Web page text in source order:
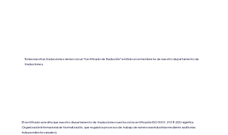
Todas nuestras traducciones vienen con un “Certificado de Traducción” emitido en el membrete de nuestro departamento de
traducciones.
El certificado acredita que nuestro departamento de traducciones cuenta con la certificación ISO 9001:2018 (ISO significa
Organización Internacional de Normalización, que regula los procesos de trabajo de numerosas industrias mediante auditorías
independientes anuales).